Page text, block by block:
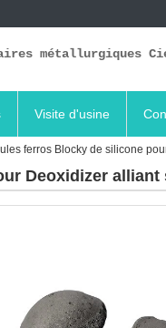
métallurgiques
Visite d'usine
ferros Blocky de silicone
Deoxidizer